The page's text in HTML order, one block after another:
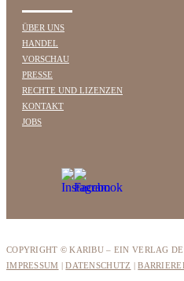
ÜBER UNS
HANDEL
VORSCHAU
PRESSE
RECHTE UND LIZENZEN
KONTAKT
JOBS
COPYRIGHT © KARIBU – EIN VERLAG
IMPRESSUM |DATENSCHUTZ |